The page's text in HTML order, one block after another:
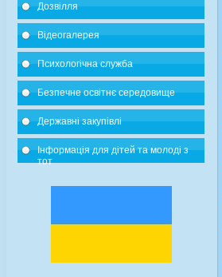
Дозвілля
Відеогалерея
Психологічна служба
Безпечне освітнє середовище
Державні закупівлі
Інформація для дітей та молоді з
тот